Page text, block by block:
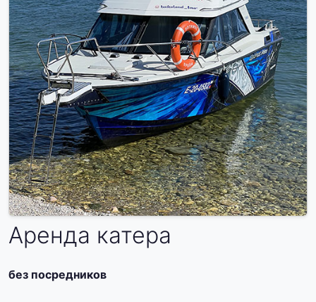
Аренда катера
без посредников